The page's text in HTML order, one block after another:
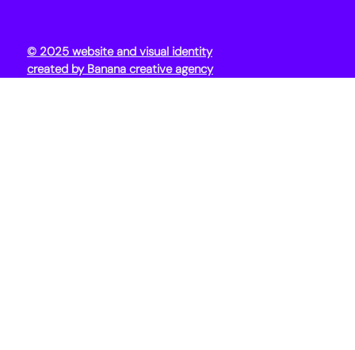
© 2025 website and visual identity
created by Banana creative agency